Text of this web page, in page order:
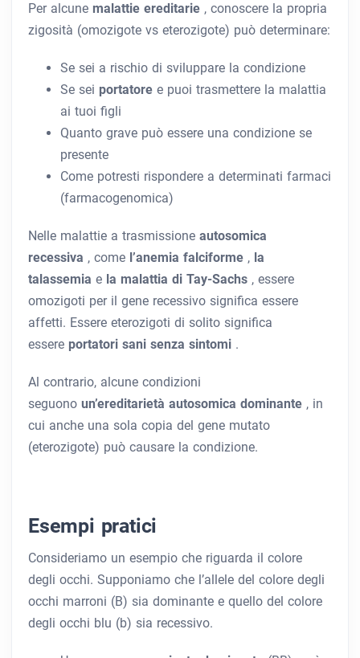
Per alcune malattie ereditarie , conoscere la propria
zigosità (omozigote vs eterozigote) può determinare:
Se sei a rischio di sviluppare la condizione
Se sei portatore e puoi trasmettere la malattia
ai tuoi figli
Quanto grave può essere una condizione se
presente
Come potresti rispondere a determinati farmaci
(farmacogenomica)
Nelle malattie a trasmissione autosomica
recessiva , come l’anemia falciforme , la
talassemia e la malattia di Tay-Sachs , essere
omozigoti per il gene recessivo significa essere
affetti. Essere eterozigoti di solito significa
essere portatori sani senza sintomi .
Al contrario, alcune condizioni
seguono un’ereditarietà autosomica dominante , in
cui anche una sola copia del gene mutato
(eterozigote) può causare la condizione.
Esempi pratici
Consideriamo un esempio che riguarda il colore
degli occhi. Supponiamo che l’allele del colore degli
occhi marroni (B) sia dominante e quello del colore
degli occhi blu (b) sia recessivo.